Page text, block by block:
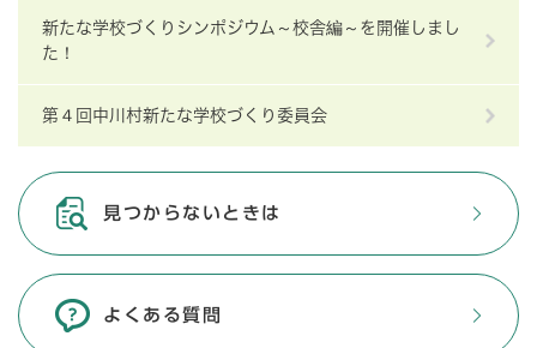
新たな学校づくりシンポジウム～校舎編～を開催しまし
た！
第４回中川村新たな学校づくり委員会
見つからないときは
よくある質問